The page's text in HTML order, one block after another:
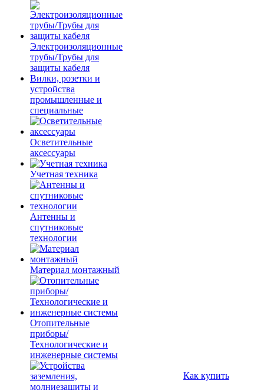
Электроизоляционные
трубы/Трубы для
защиты кабеля
Вилки, розетки и
устройства
промышленные и
специальные
Осветительные
аксессуары
Учетная техника
Антенны и
спутниковые
технологии
Материал монтажный
Отопительные
приборы/
Технологические и
инженерные системы
Как купить